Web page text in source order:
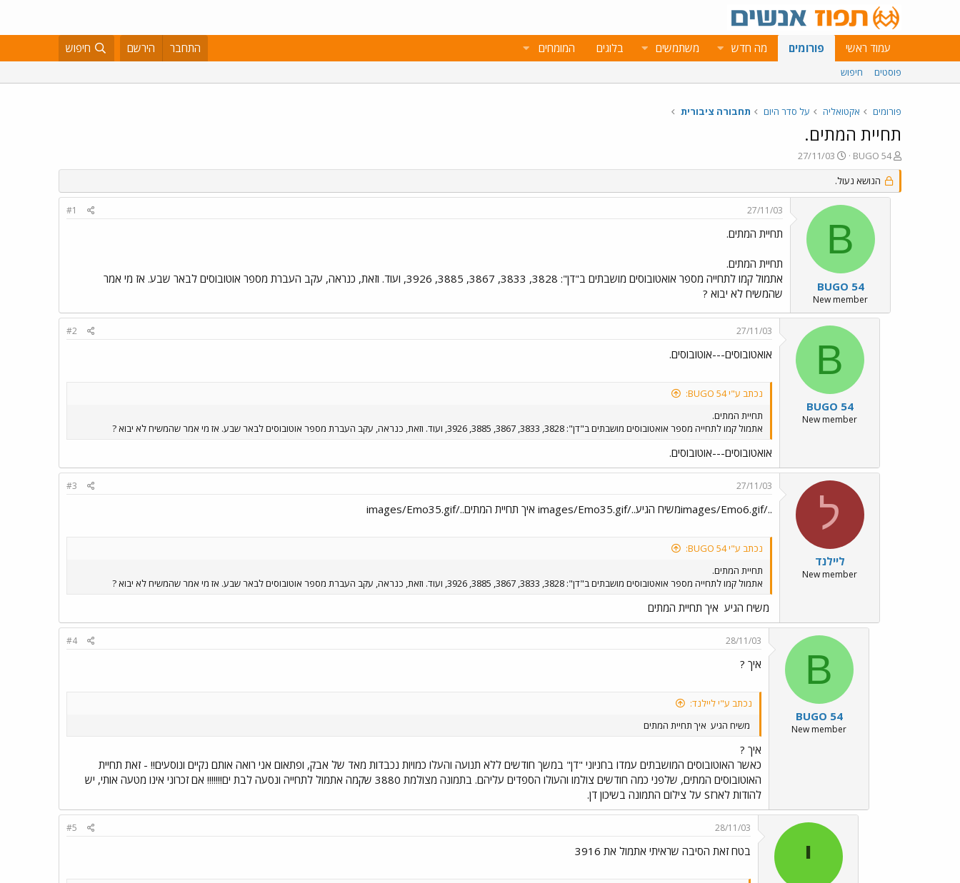
עמוד ראשי פורומים מה חדש משתמשים בלוגים המומחים התחבר הירשם חיפוש
פוסטים חיפוש
פורומים אקטואליה על סדר היום תחבורה ציבורית
תחיית המתים.
פ
ו
ת
ח
BUGO 54
פ
ו
ס
ם
ת
ר
י
ך
27/11/03
הנושא נעול.
B
BUGO 54
New member
27/11/03
#1
תחיית המתים.
תחיית המתים.
אתמול קמו לתחייה מספר אואטובוסים מושבתים ב"דן": 3828, 3833, 3867, 3885, 3926, ועוד. וזאת, כנראה, עקב העברת מספר אוטובוסים לבאר שבע. אז מי אמר
שהמשיח לא יבוא ?
B
BUGO 54
New member
27/11/03
#2
אואטובוסים---אוטובוסים.
נכתב ע"י BUGO 54:
תחיית המתים.
אתמול קמו לתחייה מספר אואטובוסים מושבתים ב"דן": 3828, 3833, 3867, 3885, 3926, ועוד. וזאת, כנראה, עקב העברת מספר אוטובוסים לבאר שבע. אז מי אמר שהמשיח לא יבוא ?
אואטובוסים---אוטובוסים.
ל
ליילנד
New member
27/11/03
#3
../images/Emo6.gifמשיח הגיע../images/Emo35.gif איך תחיית המתים../images/Emo35.gif
נכתב ע"י BUGO 54:
תחיית המתים.
אתמול קמו לתחייה מספר אואטובוסים מושבתים ב"דן": 3828, 3833, 3867, 3885, 3926, ועוד. וזאת, כנראה, עקב העברת מספר אוטובוסים לבאר שבע. אז מי אמר שהמשיח לא יבוא ?
משיח הגיע איך תחיית המתים
B
BUGO 54
New member
28/11/03
#4
איך ?
נכתב ע"י ליילנד:
משיח הגיע איך תחיית המתים
איך ?
כאשר האוטובוסים המושבתים עמדו בחניוני "דן" במשך חודשים ללא תנועה והעלו כמויות נכבדות מאד של אבק, ופתאום אני רואה אותם נקיים ונוסעים!! - זאת תחיית
האוטובוסים המתים, שלפני כמה חודשים צולמו והעולו הספדים עליהם. בתמונה מצולמת 3880 שקמה אתמול לתחייה ונסעה לבת ים!!!!!!! אם זכרוני אינו מטעה אותי, יש
להודות לארזS על צילום התמונה בשיכון דן.
י
28/11/03
#5
בטח זאת הסיבה שראיתי אתמול את 3916